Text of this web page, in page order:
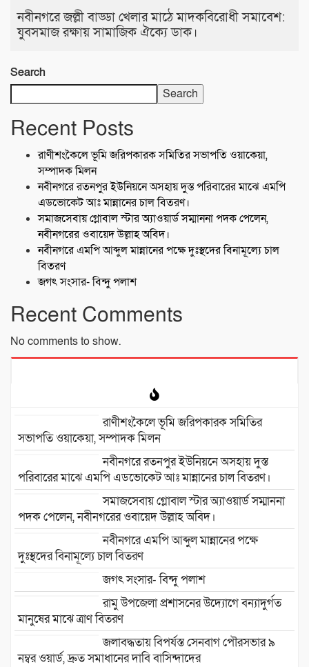
নবীনগরে জল্লী বাড্ডা খেলার মাঠে মাদকবিরোধী সমাবেশ:
যুবসমাজ রক্ষায় সামাজিক ঐক্যে ডাক।
Search
Search
Recent Posts
রাণীশংকৈলে ভূমি জরিপকারক সমিতির সভাপতি ওয়াকেয়া,
সম্পাদক মিলন
নবীনগরে রতনপুর ইউনিয়নে অসহায় দুস্ত পরিবারের মাঝে এমপি
এডভোকেট আঃ মান্নানের চাল বিতরণ।
সমাজসেবায় গ্লোবাল স্টার অ্যাওয়ার্ড সম্মাননা পদক পেলেন,
নবীনগরের ওবায়েদ উল্লাহ অবিদ।
নবীনগরে এমপি আব্দুল মান্নানের পক্ষে দুঃস্থদের বিনামূল্যে চাল
বিতরণ
জগৎ সংসার- বিন্দু পলাশ
Recent Comments
No comments to show.
রাণীশংকৈলে ভূমি জরিপকারক সমিতির
সভাপতি ওয়াকেয়া, সম্পাদক মিলন
নবীনগরে রতনপুর ইউনিয়নে অসহায় দুস্ত
পরিবারের মাঝে এমপি এডভোকেট আঃ মান্নানের চাল বিতরণ।
সমাজসেবায় গ্লোবাল স্টার অ্যাওয়ার্ড সম্মাননা
পদক পেলেন, নবীনগরের ওবায়েদ উল্লাহ অবিদ।
নবীনগরে এমপি আব্দুল মান্নানের পক্ষে
দুঃস্থদের বিনামূল্যে চাল বিতরণ
জগৎ সংসার- বিন্দু পলাশ
রামু উপজেলা প্রশাসনের উদ্যোগে বন্যাদুর্গত
মানুষের মাঝে ত্রাণ বিতরণ
জলাবদ্ধতায় বিপর্যস্ত সেনবাগ পৌরসভার ৯
নম্বর ওয়ার্ড, দ্রুত সমাধানের দাবি বাসিন্দাদের